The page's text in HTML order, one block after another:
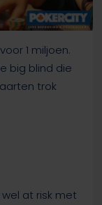
1 miljoen.
big blind die
trok
at risk met